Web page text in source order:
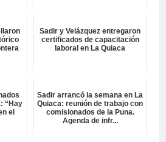
Sadir y Velázquez entregaron
certificados de capacitación
laboral en La Quiaca
“Hay
el
Sadir arrancó la semana en La
Quiaca: reunión de trabajo con
comisionados de la Puna.
Agenda de infr...